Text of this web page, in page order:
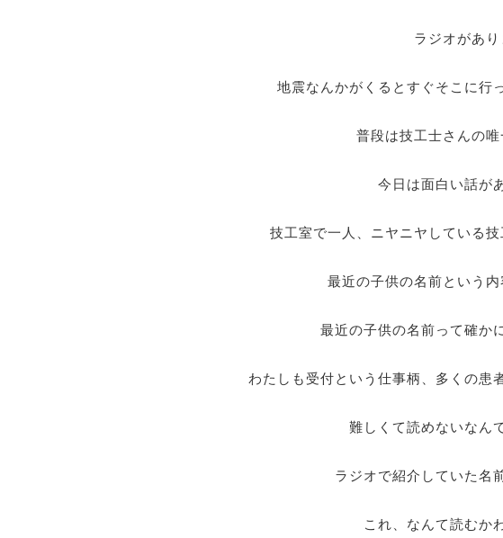
ラジオがあり
地震なんかがくるとすぐそこに行
普段は技工士さんの
今日は面白い話が
技工室で一人、ニヤニヤしている
最近の子供の名前という
最近の子供の名前って確か
わたしも受付という仕事柄、多くの患
難しくて読めないなん
ラジオで紹介していた名
これ、なんて読むか